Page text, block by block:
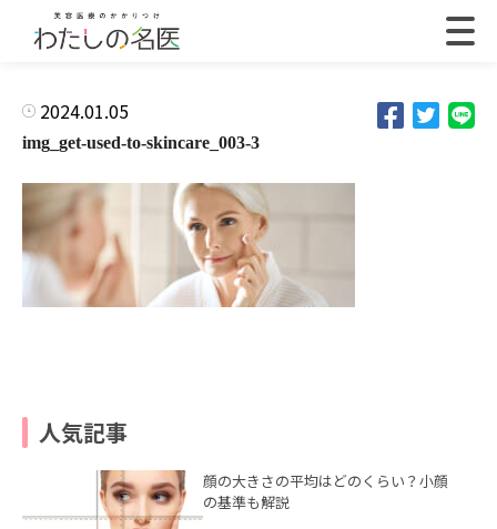
2024.01.05
img_get-used-to-skincare_003-3
人気記事
顔の大きさの平均はどのくらい？小顔
の基準も解説